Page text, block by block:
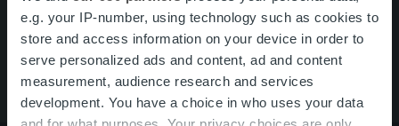
e.g. your IP-number, using technology such as cookies to
store and access information on your device in order to
serve personalized ads and content, ad and content
measurement, audience research and services
development. You have a choice in who uses your data
Palvelut
Tietoa meistä